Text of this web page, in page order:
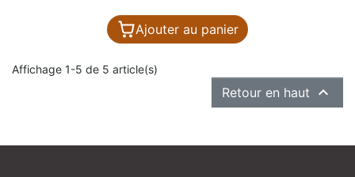
Ajouter au panier
Affichage 1-5 de 5 article(s)
Retour en haut 